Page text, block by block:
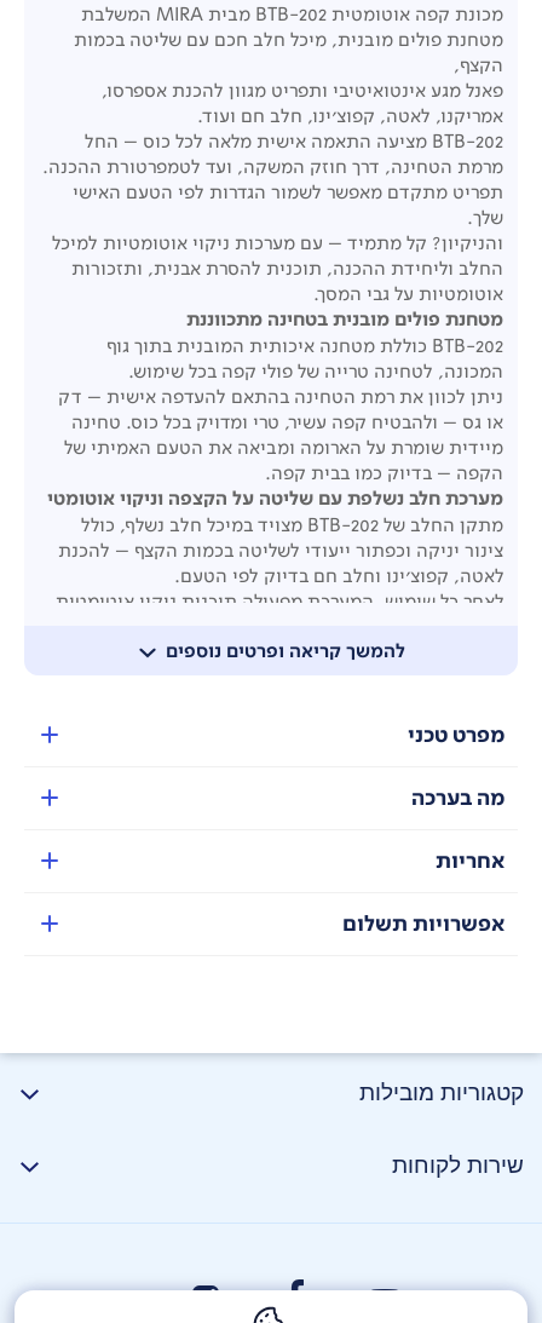
להמשך קריאה ופרטים נוספים
מכונת קפה אוטומטית BTB-202 מבית MIRA המשלבת
מטחנת פולים מובנית, מיכל חלב חכם עם שליטה בכמות
הקצף,
פאנל מגע אינטואיטיבי ותפריט מגוון להכנת אספרסו,
אמריקנו, לאטה, קפוצ'ינו, חלב חם ועוד.
BTB-202 מציעה התאמה אישית מלאה לכל כוס – החל
מרמת הטחינה, דרך חוזק המשקה, ועד לטמפרטורת ההכנה.
תפריט מתקדם מאפשר לשמור הגדרות לפי הטעם האישי
שלך.
והניקיון? קל מתמיד – עם מערכות ניקוי אוטומטיות למיכל
החלב וליחידת ההכנה, תוכנית להסרת אבנית, ותזכורות
אוטומטיות על גבי המסך.
מטחנת פולים מובנית בטחינה מתכווננת
BTB-202 כוללת מטחנה איכותית המובנית בתוך גוף
המכונה, לטחינה טרייה של פולי קפה בכל שימוש.
ניתן לכוון את רמת הטחינה בהתאם להעדפה אישית – דק
או גס – ולהבטיח קפה עשיר, טרי ומדויק בכל כוס. טחינה
מיידית שומרת על הארומה ומביאה את הטעם האמיתי של
הקפה – בדיוק כמו בבית קפה.
מערכת חלב נשלפת עם שליטה על הקצפה וניקוי אוטומטי
מתקן החלב של BTB-202 מצויד במיכל חלב נשלף, כולל
צינור יניקה וכפתור ייעודי לשליטה בכמות הקצף – להכנת
לאטה, קפוצ'ינו וחלב חם בדיוק לפי הטעם.
לאחר כל שימוש, המערכת מפעילה תוכנית ניקוי אוטומטית
תפעול פשוט, תוצאות מדויקות – בכל שימוש מחדש.
חמים ועוד
מפרט טכני
מה בערכה
אחריות
אפשרויות תשלום
קטגוריות מובילות
שירות לקוחות